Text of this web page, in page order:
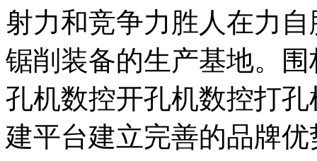
射力和竞争力胜人在力
锯削装备的生产基地。
孔机数控开孔机数控打
建平台建立完善的品牌